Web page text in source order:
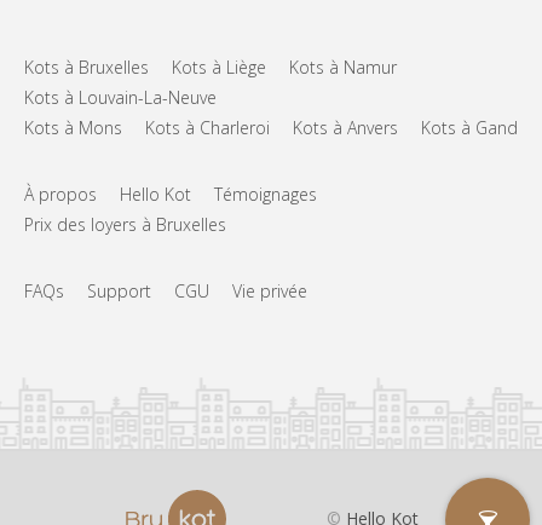
Kots à Bruxelles Kots à Liège
Kots à Namur
Kots à Louvain-La-Neuve
Kots à Mons
Kots à Charleroi Kots à Anvers Kots à Gand
À propos Hello Kot
Témoignages
Prix des loyers à Bruxelles
FAQs Support CGU Vie privée
© Hello Kot